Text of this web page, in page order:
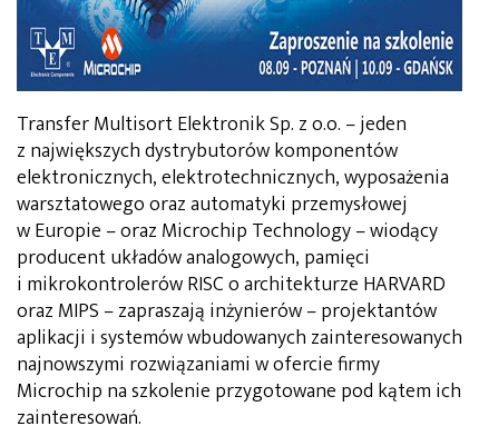
Transfer Multisort Elektronik Sp. z o.o. – jeden
z największych dystrybutorów komponentów
elektronicznych, elektrotechnicznych, wyposażenia
warsztatowego oraz automatyki przemysłowej
w Europie – oraz Microchip Technology – wiodący
producent układów analogowych, pamięci
i mikrokontrolerów RISC o architekturze HARVARD
oraz MIPS – zapraszają inżynierów – projektantów
aplikacji i systemów wbudowanych zainteresowanych
najnowszymi rozwiązaniami w ofercie firmy
Microchip na szkolenie przygotowane pod kątem ich
zainteresowań.